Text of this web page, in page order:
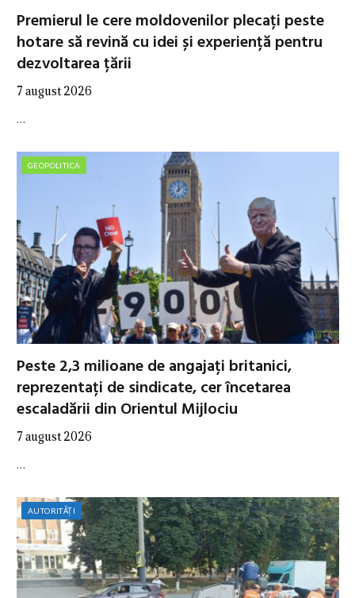
Premierul le cere moldovenilor plecați peste
hotare să revină cu idei și experiență pentru
dezvoltarea țării
7 august 2026
…
GEOPOLITICA
Peste 2,3 milioane de angajați britanici,
reprezentați de sindicate, cer încetarea
escaladării din Orientul Mijlociu
7 august 2026
…
AUTORITĂȚI